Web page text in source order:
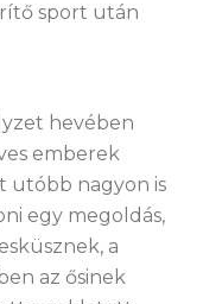
sport után
hevében
emberek
utóbb nagyon is
egy megoldás,
a
az ősinek